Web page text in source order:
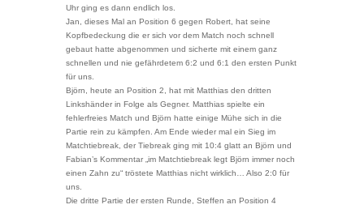
Uhr ging es dann endlich los.
Jan, dieses Mal an Position 6 gegen Robert, hat seine
Kopfbedeckung die er sich vor dem Match noch schnell
gebaut hatte abgenommen und sicherte mit einem ganz
schnellen und nie gefährdetem 6:2 und 6:1 den ersten Punkt
für uns.
Björn, heute an Position 2, hat mit Matthias den dritten
Linkshänder in Folge als Gegner. Matthias spielte ein
fehlerfreies Match und Björn hatte einige Mühe sich in die
Partie rein zu kämpfen. Am Ende wieder mal ein Sieg im
Matchtiebreak, der Tiebreak ging mit 10:4 glatt an Björn und
Fabian’s Kommentar „im Matchtiebreak legt Björn immer noch
einen Zahn zu“ tröstete Matthias nicht wirklich… Also 2:0 für
uns.
Die dritte Partie der ersten Runde, Steffen an Position 4